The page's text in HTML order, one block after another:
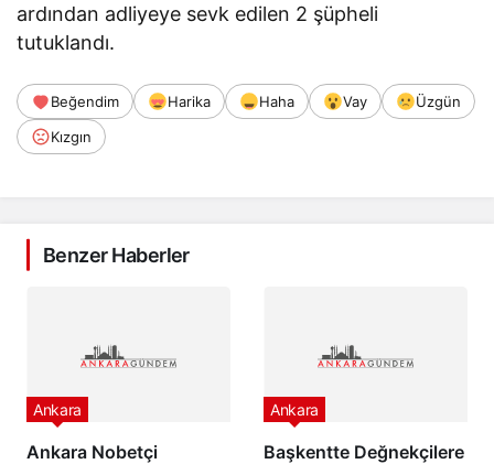
ardından adliyeye sevk edilen 2 şüpheli
tutuklandı.
Beğendim Harika Haha Vay
Üzgün
Kızgın
Benzer Haberler
Ankara Nobetçi
Ankara
Başkentte Değnekçilere
Ankara